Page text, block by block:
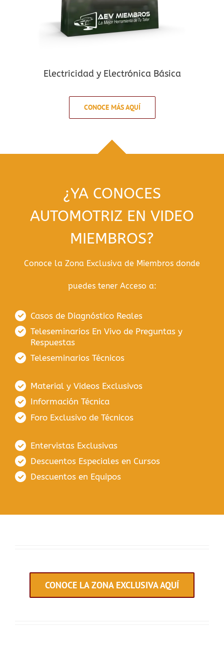
Electricidad y Electrónica Básica
CONOCE MÁS AQUÍ
¿YA CONOCES
AUTOMOTRIZ EN VIDEO
MIEMBROS?
Conoce la Zona Exclusiva de Miembros donde
puedes tener Acceso a:
Casos de Diagnóstico Reales
Teleseminarios En Vivo de Preguntas y
Respuestas
Teleseminarios Técnicos
Material y Videos Exclusivos
Información Técnica
Foro Exclusivo de Técnicos
Entervistas Exclusivas
Descuentos Especiales en Cursos
Descuentos en Equipos
CONOCE LA ZONA EXCLUSIVA AQUÍ